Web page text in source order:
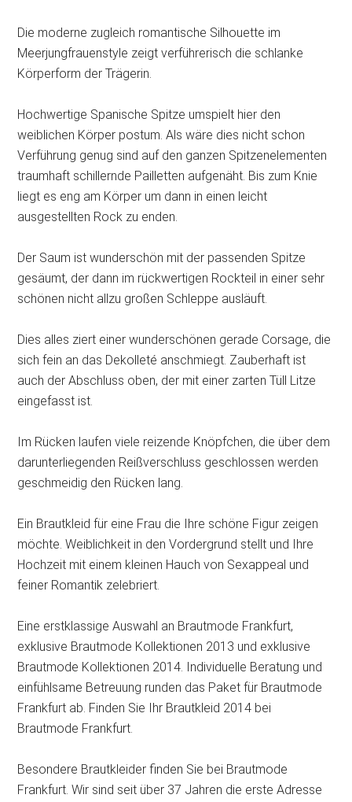
Die moderne zugleich romantische Silhouette im
Meerjungfrauenstyle zeigt verführerisch die schlanke
Körperform der Trägerin.
Hochwertige Spanische Spitze umspielt hier den
weiblichen Körper postum. Als wäre dies nicht schon
Verführung genug sind auf den ganzen Spitzenelementen
traumhaft schillernde Pailletten aufgenäht. Bis zum Knie
liegt es eng am Körper um dann in einen leicht
ausgestellten Rock zu enden.
Der Saum ist wunderschön mit der passenden Spitze
gesäumt, der dann im rückwertigen Rockteil in einer sehr
schönen nicht allzu großen Schleppe ausläuft.
Dies alles ziert einer wunderschönen gerade Corsage, die
sich fein an das Dekolleté anschmiegt. Zauberhaft ist
auch der Abschluss oben, der mit einer zarten Tüll Litze
eingefasst ist.
Im Rücken laufen viele reizende Knöpfchen, die über dem
darunterliegenden Reißverschluss geschlossen werden
geschmeidig den Rücken lang.
Ein Brautkleid für eine Frau die Ihre schöne Figur zeigen
möchte. Weiblichkeit in den Vordergrund stellt und Ihre
Hochzeit mit einem kleinen Hauch von Sexappeal und
feiner Romantik zelebriert.
Eine erstklassige Auswahl an Brautmode Frankfurt,
exklusive Brautmode Kollektionen 2013 und exklusive
Brautmode Kollektionen 2014. Individuelle Beratung und
einfühlsame Betreuung runden das Paket für Brautmode
Frankfurt ab. Finden Sie Ihr Brautkleid 2014 bei
Brautmode Frankfurt.
Besondere Brautkleider finden Sie bei Brautmode
Frankfurt. Wir sind seit über 37 Jahren die erste Adresse